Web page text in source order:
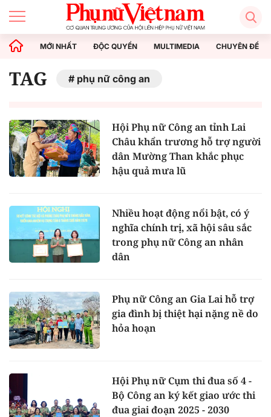
MỚI NHẤT ĐỘC QUYỀN MULTIMEDIA CHUYÊN ĐỀ
TAG phụ nữ công an
Hội Phụ nữ Công an tỉnh Lai
Châu khẩn trương hỗ trợ người
dân Mường Than khắc phục
hậu quả mưa lũ
Nhiều hoạt động nổi bật, có ý
nghĩa chính trị, xã hội sâu sắc
trong phụ nữ Công an nhân
dân
Phụ nữ Công an Gia Lai hỗ trợ
gia đình bị thiệt hại nặng nề do
hỏa hoạn
Hội Phụ nữ Cụm thi đua số 4 -
Bộ Công an ký kết giao ước thi
đua giai đoạn 2025 - 2030